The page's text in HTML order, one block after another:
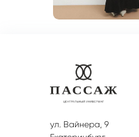
ул. Вайнера, 9